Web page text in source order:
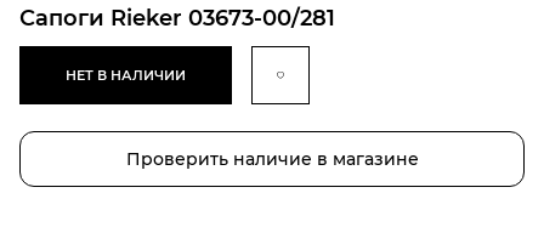
Сапоги Rieker 03673-00/281
НЕТ В НАЛИЧИИ
Проверить наличие в магазине